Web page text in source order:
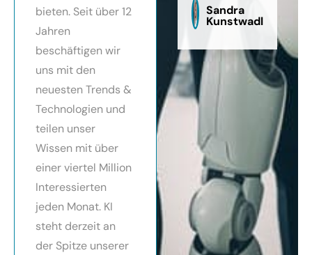
bieten. Seit über 12
Jahren
beschäftigen wir
uns mit den
neuesten Trends &
Technologien und
teilen unser
Wissen mit über
einer viertel Million
Interessierten
jeden Monat. KI
steht derzeit an
der Spitze unserer
Sandra
Kunstwadl